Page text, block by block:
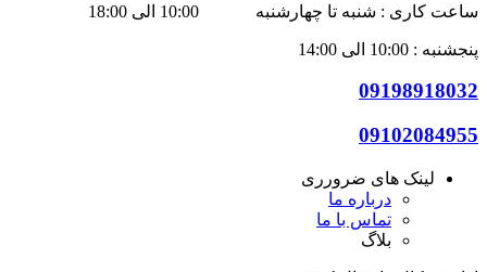
ساعت کاری : شنبه تا چهارشنبه 10:00 الی 18:00
پنجشنبه : 10:00 الی 14:00
09198918032
09102084955
لینک های ضرورری
درباره ما
تماس با ما
بلاگ